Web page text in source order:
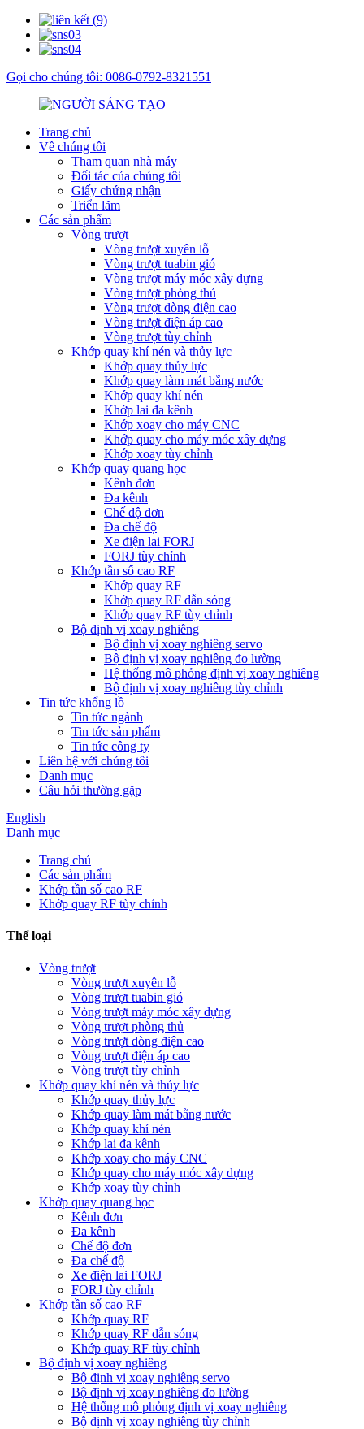
Gọi cho chúng tôi: 0086-0792-8321551
Trang chủ
Về chúng tôi
Tham quan nhà máy
Đối tác của chúng tôi
Giấy chứng nhận
Triển lãm
Các sản phẩm
Vòng trượt
Vòng trượt xuyên lỗ
Vòng trượt tuabin gió
Vòng trượt máy móc xây dựng
Vòng trượt phòng thủ
Vòng trượt dòng điện cao
Vòng trượt điện áp cao
Vòng trượt tùy chỉnh
Khớp quay khí nén và thủy lực
Khớp quay thủy lực
Khớp quay làm mát bằng nước
Khớp quay khí nén
Khớp lai đa kênh
Khớp xoay cho máy CNC
Khớp quay cho máy móc xây dựng
Khớp xoay tùy chỉnh
Khớp quay quang học
Kênh đơn
Đa kênh
Chế độ đơn
Đa chế độ
Xe điện lai FORJ
FORJ tùy chỉnh
Khớp tần số cao RF
Khớp quay RF
Khớp quay RF dẫn sóng
Khớp quay RF tùy chỉnh
Bộ định vị xoay nghiêng
Bộ định vị xoay nghiêng servo
Bộ định vị xoay nghiêng đo lường
Hệ thống mô phỏng định vị xoay nghiêng
Bộ định vị xoay nghiêng tùy chỉnh
Tin tức khổng lồ
Tin tức ngành
Tin tức sản phẩm
Tin tức công ty
Liên hệ với chúng tôi
Danh mục
Câu hỏi thường gặp
English
Danh mục
Trang chủ
Các sản phẩm
Khớp tần số cao RF
Khớp quay RF tùy chỉnh
Thể loại
Vòng trượt
Vòng trượt xuyên lỗ
Vòng trượt tuabin gió
Vòng trượt máy móc xây dựng
Vòng trượt phòng thủ
Vòng trượt dòng điện cao
Vòng trượt điện áp cao
Vòng trượt tùy chỉnh
Khớp quay khí nén và thủy lực
Khớp quay thủy lực
Khớp quay làm mát bằng nước
Khớp quay khí nén
Khớp lai đa kênh
Khớp xoay cho máy CNC
Khớp quay cho máy móc xây dựng
Khớp xoay tùy chỉnh
Khớp quay quang học
Kênh đơn
Đa kênh
Chế độ đơn
Đa chế độ
Xe điện lai FORJ
FORJ tùy chỉnh
Khớp tần số cao RF
Khớp quay RF
Khớp quay RF dẫn sóng
Khớp quay RF tùy chỉnh
Bộ định vị xoay nghiêng
Bộ định vị xoay nghiêng servo
Bộ định vị xoay nghiêng đo lường
Hệ thống mô phỏng định vị xoay nghiêng
Bộ định vị xoay nghiêng tùy chỉnh